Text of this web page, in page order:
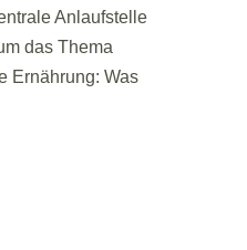
Anlaufstelle
das Thema
Ernährung: Was